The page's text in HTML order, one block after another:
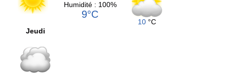
Humidité : 100%
9°C
10 °C
Jeudi